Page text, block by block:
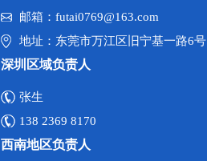
邮箱：futai0769@163.com
地址：东莞市万江区旧宁基一路6号
深圳区域负责人
张生
138 2369 8170
西南地区负责人